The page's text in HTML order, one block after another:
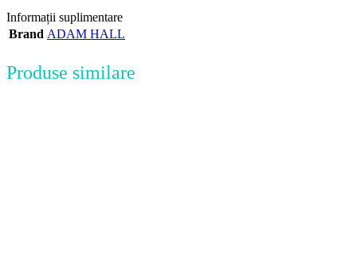
Informații suplimentare
Brand ADAM HALL
Produse similare